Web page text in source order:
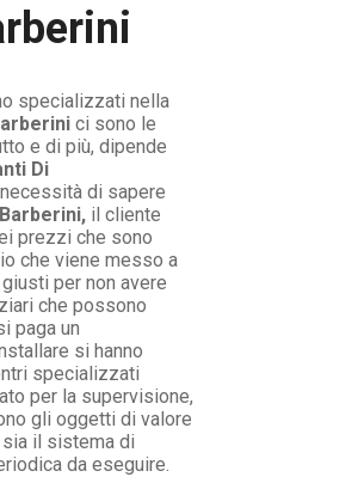
specializzati nella
ci sono le
e di più, dipende
Di
di sapere
il cliente
prezzi che sono
che viene messo a
per non avere
che possono
paga un
si hanno
specializzati
per la supervisione,
gli oggetti di valore
sia il sistema di
da eseguire.